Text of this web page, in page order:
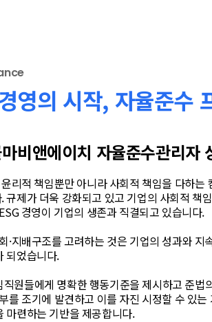
영의 시작, 자율준수
비앤에이치 자율준수관리자
리적 책임뿐만 아니라 사회적 책임을 다하는
규제가 더욱 강화되고 있고 기업의 사회적 책
경영이 기업의 생존과 직결되고 있습니다.
·지배구조를 고려하는 것은 기업의 성과와
되었습니다.
원들에게 명확한 행동기준을 제시하고 준법
를 조기에 발견하고 이를 자진 시정할 수 있
마련하는 기반을 제공합니다.